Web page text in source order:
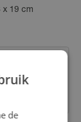
x 19 cm
de